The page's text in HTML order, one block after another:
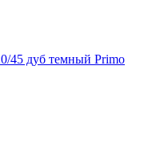
45 дуб темный Primo